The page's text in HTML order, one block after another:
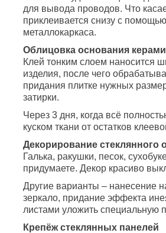
для вывода проводов. Что
приклеивается снизу с
металлокаркаса.
Облицовка основания
Клей тонким слоем наносится
изделия, после чего
придания плитке нужных
затирки.
Через 3 дня, когда всё
куском ткани от остатков
Декорирование стеклянного
Галька, ракушки, песок,
придумаете. Декор красиво
Другие варианты – нанесение
зеркало, придание эффекта
листами уложить специальную
Крепёж стеклянных панелей